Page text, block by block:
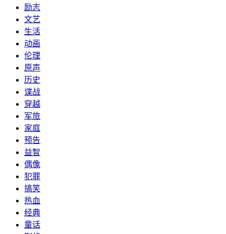
励志
文艺
生活
动画
伦理
原声
历史
谍战
穿越
军旅
家庭
预告
益智
偶像
犯罪
搞笑
热血
经典
童话